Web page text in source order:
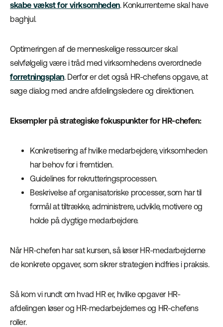
skabe vækst for virksomheden. Konkurrenterne skal have
baghjul.
Optimeringen af de menneskelige ressourcer skal
selvfølgelig være i tråd med virksomhedens overordnede
forretningsplan. Derfor er det også HR-chefens opgave, at
søge dialog med andre afdelingsledere og direktionen.
Eksempler på strategiske fokuspunkter for HR-chefen:
Konkretisering af hvilke medarbejdere, virksomheden
har behov for i fremtiden.
Guidelines for rekrutteringsprocessen.
Beskrivelse af organisatoriske processer, som har til
formål at tiltrække, administrere, udvikle, motivere og
holde på dygtige medarbejdere.
Når HR-chefen har sat kursen, så løser HR-medarbejderne
de konkrete opgaver, som sikrer strategien indfries i praksis.
Så kom vi rundt om hvad HR er, hvilke opgaver HR-
afdelingen løser og HR-medarbejdernes og HR-chefens
roller.